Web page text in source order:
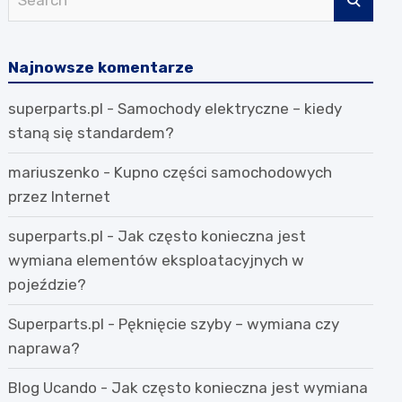
r
c
h
Najnowsze komentarze
superparts.pl -Samochody elektryczne – kiedy
staną się standardem?
mariuszenko - Kupno części samochodowych
przez Internet
superparts.pl - Jak często konieczna jest
wymiana elementów eksploatacyjnych w
pojeździe?
Superparts.pl - Pęknięcie szyby – wymiana czy
naprawa?
Blog Ucando - Jak często konieczna jest wymiana